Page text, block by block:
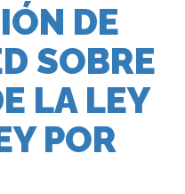
DE
SOBRE
LA LEY
POR